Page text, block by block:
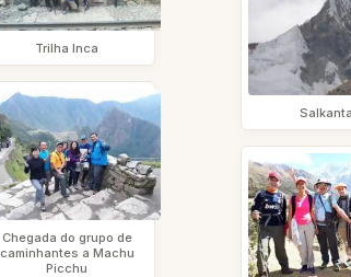
Trilha Inca
Chegada do grupo de
caminhantes a Machu
Picchu